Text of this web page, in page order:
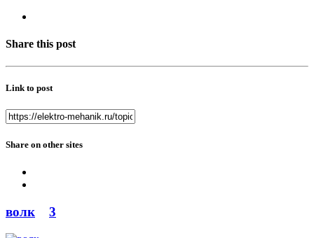
Share this post
Link to post
Share on other sites
волк 3